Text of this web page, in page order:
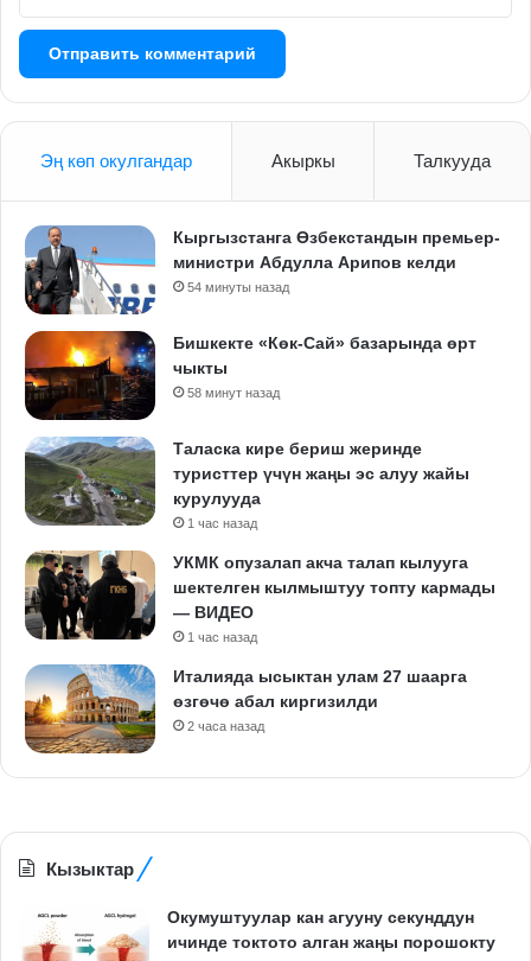
Эң көп окулгандар Акыркы Талкууда
Кыргызстанга Өзбекстандын премьер-
министри Абдулла Арипов келди
54 минуты назад
Бишкекте «Көк-Сай» базарында өрт
чыкты
58 минут назад
Таласка кире бериш жеринде
туристтер үчүн жаңы эс алуу жайы
курулууда
1 час назад
УКМК опузалап акча талап кылууга
шектелген кылмыштуу топту кармады
— ВИДЕО
1 час назад
Италияда ысыктан улам 27 шаарга
өзгөчө абал киргизилди
2 часа назад
Кызыктар
Окумуштуулар кан агууну секунддун
ичинде токтото алган жаңы порошокту